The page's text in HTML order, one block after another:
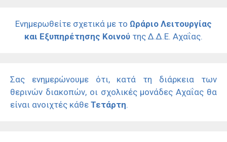
Ενημερωθείτε σχετικά με το Ωράριο Λειτουργίας
και Εξυπηρέτησης Κοινού της Δ.Δ.Ε. Αχαΐας.
Σας ενημερώνουμε ότι, κατά τη διάρκεια των
θερινών διακοπών, οι σχολικές μονάδες Αχαΐας θα
είναι ανοιχτές κάθε Τετάρτη.